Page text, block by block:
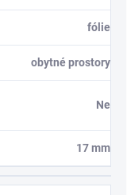
fólie
obytné prostory
Ne
17 mm